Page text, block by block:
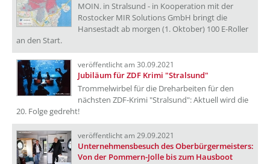
MOIN. in Stralsund - in Kooperation mit der
Rostocker MIR Solutions GmbH bringt die
Hansestadt ab morgen (1. Oktober) 100 E-Roller
an den Start.
veröffentlicht am 30.09.2021
Jubiläum für ZDF Krimi "Stralsund"
Trommelwirbel für die Dreharbeiten für den
nächsten ZDF-Krimi "Stralsund": Aktuell wird die
20. Folge gedreht!
veröffentlicht am 29.09.2021
Unternehmensbesuch des Oberbürgermeisters:
Von der Pommern-Jolle bis zum Hausboot